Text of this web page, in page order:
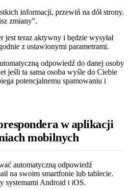
informacji, przewiń na dół strony.
zmiany".
teraz aktywny i będzie wysyłał
z ustawionymi parametrami.
odpowiedź do danej osoby
jeśli ta sama osoba wyśle do Ciebie
potencjalnemu spamowaniu i
w aplikacji
mobilnych
automatyczną odpowiedź
na swoim smartfonie lub tablecie.
systemami Android i iOS.